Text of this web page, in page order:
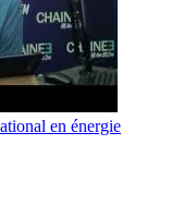
en énergie